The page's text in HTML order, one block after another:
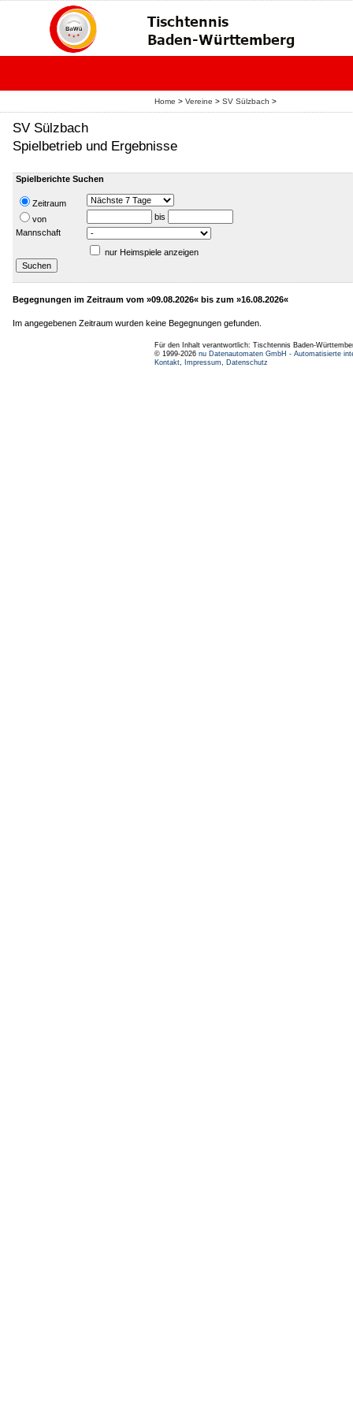
Home > Vereine > SV Sülzbach >
SV Sülzbach
Spielbetrieb und Ergebnisse
Spielberichte Suchen
Zeitraum
von
bis
Mannschaft
nur Heimspiele anzeigen
Begegnungen im Zeitraum vom »09.08.2026« bis zum »16.08.2026«
Im angegebenen Zeitraum wurden keine Begegnungen gefunden.
Für den Inhalt verantwortlich: Tischtennis Baden-
© 1999-2026 nu Datenautomaten GmbH - Automatisierte
Kontakt, Impressum, Datenschutz